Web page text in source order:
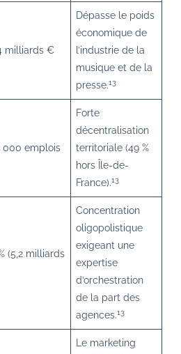
milliards €
Dépasse le poids
économique de
l’industrie de la
musique et de la
presse.13
000 emplois
Forte
décentralisation
territoriale (49 %
hors Île-de-
France).13
(5,2 milliards
Concentration
oligopolistique
exigeant une
expertise
d’orchestration
de la part des
agences.13
Le marketing